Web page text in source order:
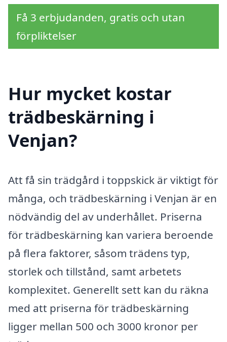
Få 3 erbjudanden, gratis och utan
förpliktelser
Hur mycket kostar
trädbeskärning i
Venjan?
Att få sin trädgård i toppskick är viktigt för
många, och trädbeskärning i Venjan är en
nödvändig del av underhållet. Priserna
för trädbeskärning kan variera beroende
på flera faktorer, såsom trädens typ,
storlek och tillstånd, samt arbetets
komplexitet. Generellt sett kan du räkna
med att priserna för trädbeskärning
ligger mellan 500 och 3000 kronor per